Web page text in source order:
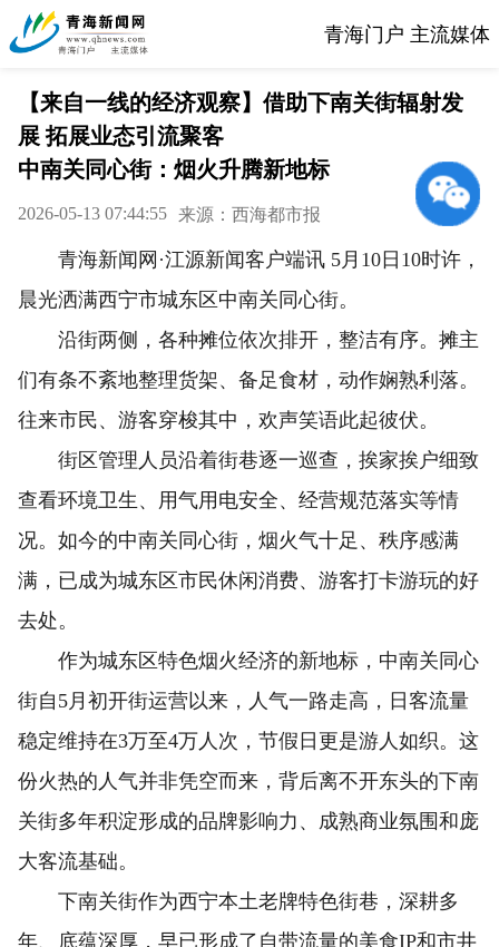
青海门户 主流媒体
【来自一线的经济观察】借助下南关街辐射发
展 拓展业态引流聚客
中南关同心街：烟火升腾新地标
2026-05-13 07:44:55 来源：西海都市报
青海新闻网·江源新闻客户端讯 5月10日10时许，
晨光洒满西宁市城东区中南关同心街。
沿街两侧，各种摊位依次排开，整洁有序。摊主
们有条不紊地整理货架、备足食材，动作娴熟利落。
往来市民、游客穿梭其中，欢声笑语此起彼伏。
街区管理人员沿着街巷逐一巡查，挨家挨户细致
查看环境卫生、用气用电安全、经营规范落实等情
况。如今的中南关同心街，烟火气十足、秩序感满
满，已成为城东区市民休闲消费、游客打卡游玩的好
去处。
作为城东区特色烟火经济的新地标，中南关同心
街自5月初开街运营以来，人气一路走高，日客流量
稳定维持在3万至4万人次，节假日更是游人如织。这
份火热的人气并非凭空而来，背后离不开东头的下南
关街多年积淀形成的品牌影响力、成熟商业氛围和庞
大客流基础。
下南关街作为西宁本土老牌特色街巷，深耕多
年、底蕴深厚，早已形成了自带流量的美食IP和市井